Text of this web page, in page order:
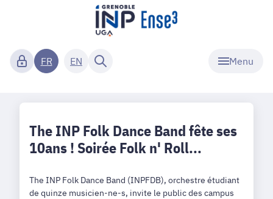
Menu
FR EN
The INP Folk Dance Band fête ses
10ans ! Soirée Folk n' Roll...
The INP Folk Dance Band (INPFDB), orchestre étudiant
de quinze musicien-ne-s, invite le public des campus